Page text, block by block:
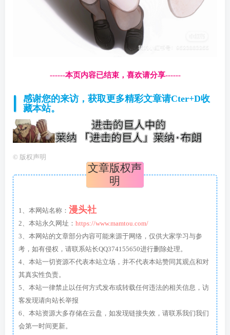
------本页内容已结束，喜欢请分享------
感谢您的来访，获取更多精彩文章请Cter+D收
藏本站。
© 版权声明
文章版权声
明
1、本网站名称： 漫头社
2、本站永久网址： https://www.mamtou.com/
3、本网站的文章部分内容可能来源于网络，仅供大家学习与参
考，如有侵权，请联系站长QQ374155650进行删除处理。
4、本站一切资源不代表本站立场，并不代表本站赞同其观点和对
其真实性负责。
5、本站一律禁止以任何方式发布或转载任何违法的相关信息，访
客发现请向站长举报
6、本站资源大多存储在云盘，如发现链接失效，请联系我们我们
会第一时间更新。